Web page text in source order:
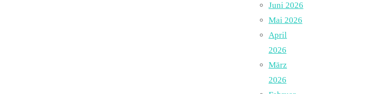
Juni 2026
Mai 2026
April
2026
März
2026